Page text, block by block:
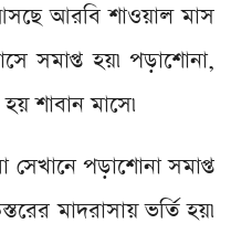
আরবি শাওয়াল মাস
সমাপ্ত হয়৷ পড়াশোনা,
শাবান মাসে৷
সেখানে পড়াশোনা সমাপ্ত
মাদরাসায় ভর্তি হয়৷